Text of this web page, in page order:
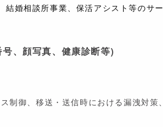
婚相談所事業、保活アシスト等のサー
、顔写真、健康診断等)
制御、移送・送信時における漏洩対策、